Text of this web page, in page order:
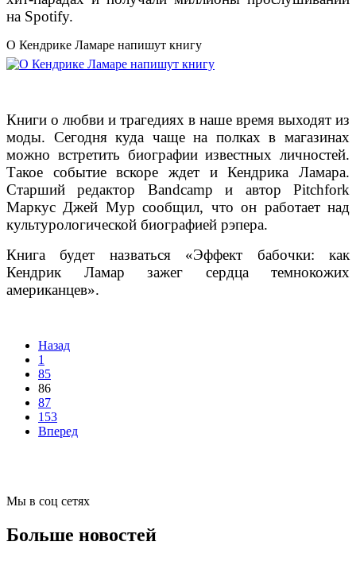
на Spotify.
О Кендрике Ламаре напишут книгу
Книги о любви и трагедиях в наше время выходят из
моды. Сегодня куда чаще на полках в магазинах
можно встретить биографии известных личностей.
Такое событие вскоре ждет и Кендрика Ламара.
Старший редактор Bandcamp и автор Pitchfork
Маркус Джей Мур сообщил, что он работает над
культурологической биографией рэпера.
Книга будет назваться «Эффект бабочки: как
Кендрик Ламар зажег сердца темнокожих
американцев».
Назад
1
85
86
87
153
Вперед
Мы в соц сетях
Больше новостей